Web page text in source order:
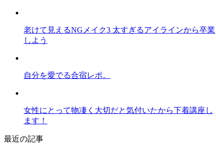
老けて見えるNGメイク3 太すぎるアイラインから卒業
しよう
自分を愛でる合宿レポ。
女性にとって物凄く大切だと気付いたから下着講座し
ます！
最近の記事